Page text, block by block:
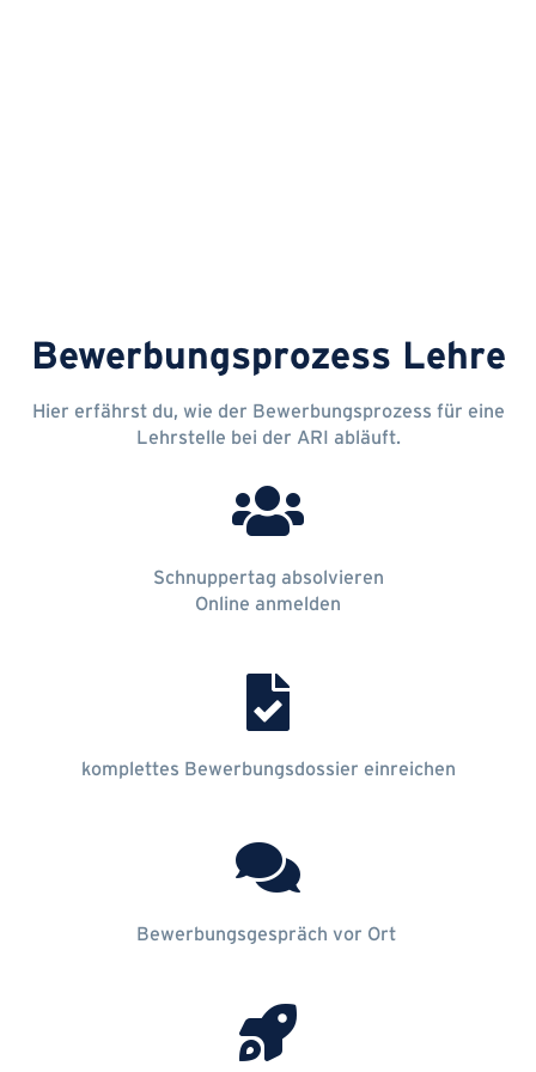
Bewerbungsprozess Lehre
Hier erfährst du, wie der Bewerbungsprozess für eine
Lehrstelle bei der ARI abläuft.
Schnuppertag absolvieren
Online anmelden
komplettes Bewerbungsdossier einreichen
Bewerbungsgespräch vor Ort